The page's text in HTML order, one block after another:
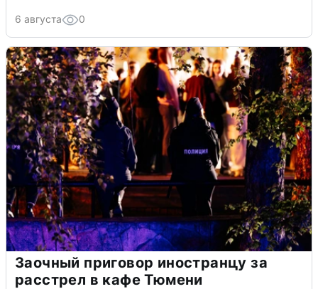
6 августа 0
Заочный приговор иностранцу за
расстрел в кафе Тюмени